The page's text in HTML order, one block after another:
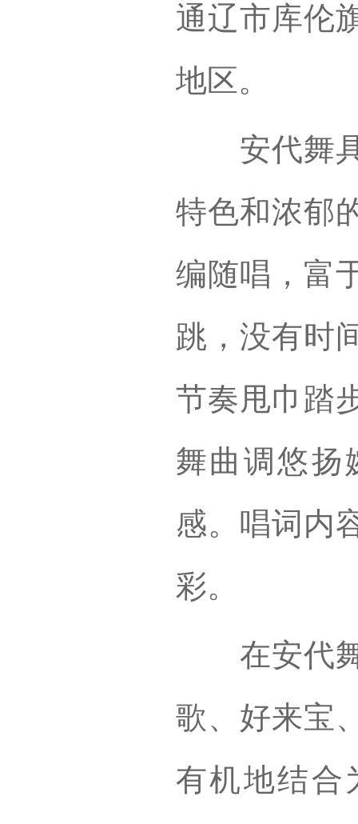
通辽市库伦
地区。
安代舞具
特色和浓郁
编随唱，富
跳，没有时
节奏甩巾踏
舞曲调悠扬
感。唱词内
彩。
在安代舞
歌、好来宝
有机地结合